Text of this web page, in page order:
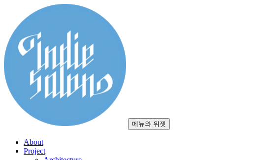
로
건
너
뛰
기
메뉴와 위젯
About
Project